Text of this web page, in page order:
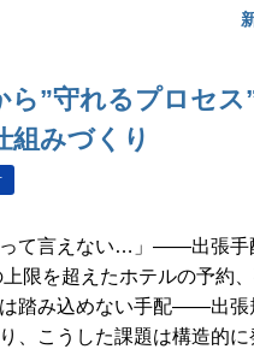
”守れるプロセス
組みづくり
て言えない…」——出張手
限を超えたホテルの予約
踏み込めない手配——出張
、こうした課題は構造的に